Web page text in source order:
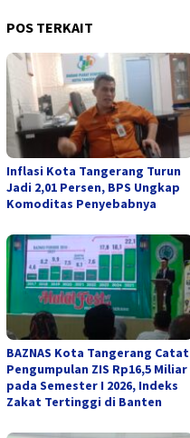
POS TERKAIT
Inflasi Kota Tangerang Turun
Jadi 2,01 Persen, BPS Ungkap
Komoditas Penyebabnya
BAZNAS Kota Tangerang Catat
Pengumpulan ZIS Rp16,5 Miliar
pada Semester I 2026, Indeks
Zakat Tertinggi di Banten